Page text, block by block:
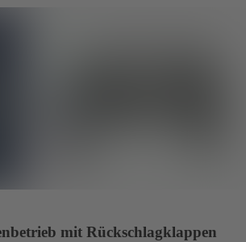
mit Rückschlagklappen